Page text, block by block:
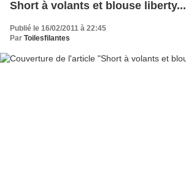
Short à volants et blouse liberty...
Publié le 16/02/2011 à 22:45
Par Toilesfilantes